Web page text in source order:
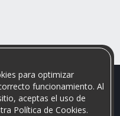
para optimizar
funcionamiento. Al
aceptas el uso de
Política de Cookies.